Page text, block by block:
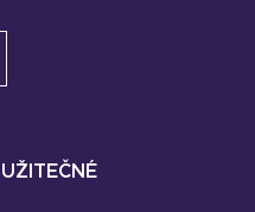
UŽITEČNÉ